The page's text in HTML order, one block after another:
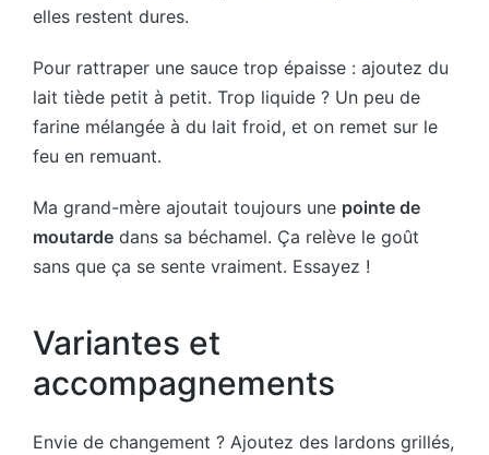
elles restent dures.
Pour rattraper une sauce trop épaisse : ajoutez du
lait tiède petit à petit. Trop liquide ? Un peu de
farine mélangée à du lait froid, et on remet sur le
feu en remuant.
Ma grand-mère ajoutait toujours une pointe de
moutarde dans sa béchamel. Ça relève le goût
sans que ça se sente vraiment. Essayez !
Variantes et
accompagnements
Envie de changement ? Ajoutez des lardons grillés,